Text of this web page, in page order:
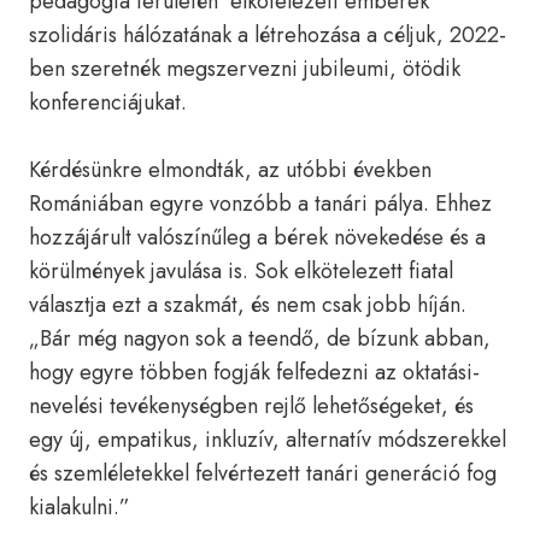
szolidáris hálózatának a létrehozása a céljuk, 2022-
ben szeretnék megszervezni jubileumi, ötödik
konferenciájukat.
Kérdésünkre elmondták, az utóbbi években
Romániában egyre vonzóbb a tanári pálya. Ehhez
hozzájárult valószínűleg a bérek növekedése és a
körülmények javulása is. Sok elkötelezett fiatal
választja ezt a szakmát, és nem csak jobb híján.
„Bár még nagyon sok a teendő, de bízunk abban,
hogy egyre többen fogják felfedezni az oktatási-
nevelési tevékenységben rejlő lehetőségeket, és
egy új, empatikus, inkluzív, alternatív módszerekkel
és szemléletekkel felvértezett tanári generáció fog
kialakulni.”